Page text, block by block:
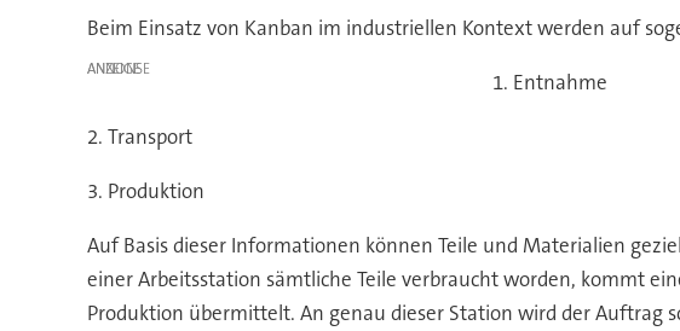
Beim Einsatz von Kanban im industriellen Kontext werden auf
ANZEIGE 1. Entnahme
2. Transport
3. Produktion
Auf Basis dieser Informationen können Teile und Materialien
einer Arbeitsstation sämtliche Teile verbraucht worden, kommt
Produktion übermittelt. An genau dieser Station wird der